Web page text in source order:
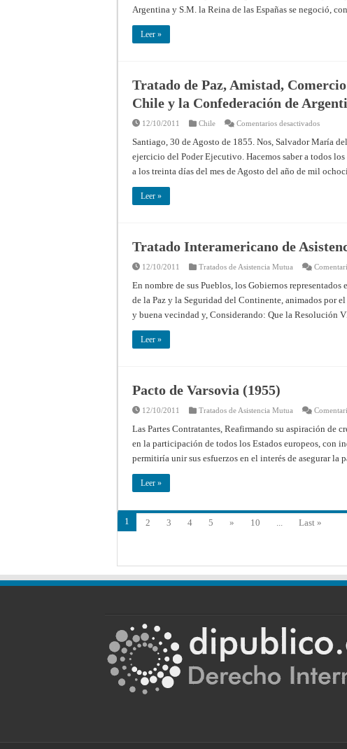
Argentina y S.M. la Reina de las Españas se negoció,
Leer »
Tratado de Paz, Amistad,
Chile y la Confederación de
12/10/2011 Chile Comentarios desactivadosen
de
Paz,
Amistad,
y
–
el
30/08/
Santiago, 30 de Agosto de 1855. Nos, Salvador María
ejercicio del Poder Ejecutivo. Hacemos saber a todos
a los treinta días del mes de Agosto del año de mil
Leer »
Tratado Interamericano de
12/10/2011 Tratados de Asistencia Mutua
En nombre de sus Pueblos, los Gobiernos
de la Paz y la Seguridad del Continente, animados por
y buena vecindad y, Considerando: Que la Resolución
Leer »
Pacto de Varsovia (1955)
12/10/2011 Tratados de Asistencia Mutua
Las Partes Contratantes, Reafirmando su aspiración de
en la participación de todos los Estados europeos, con
permitiría unir sus esfuerzos en el interés de asegurar la
Leer »
1 2 3 4 5 » 10 Last »